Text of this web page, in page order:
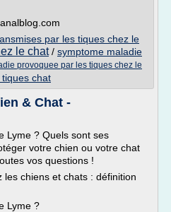
par les tiques chez le
le chat/ symptome maladie
provoquee par les tiques chez le
chat
& Chat -
Lyme ? Quels sont ses
votre chien ou votre chat
vos questions !
les chiens et chats : définition
Lyme ?